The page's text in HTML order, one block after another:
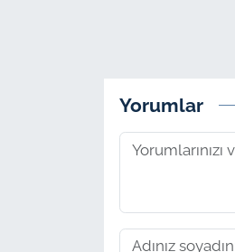
Yorumlar